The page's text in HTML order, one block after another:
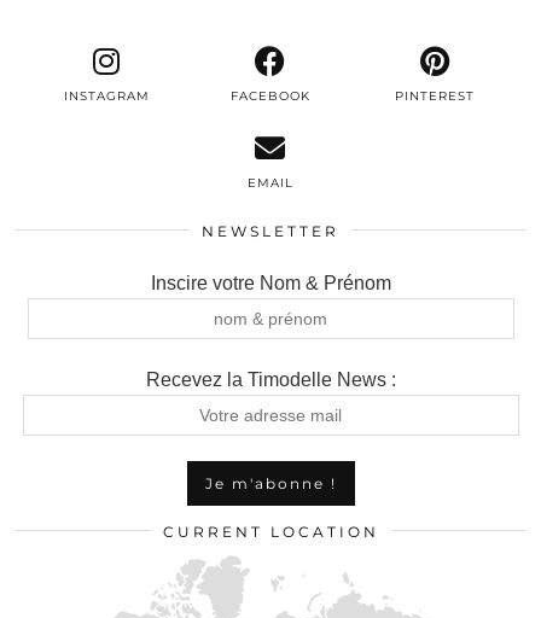
INSTAGRAM FACEBOOK PINTEREST
EMAIL
NEWSLETTER
Inscire votre Nom & Prénom
Recevez la Timodelle News :
CURRENT LOCATION